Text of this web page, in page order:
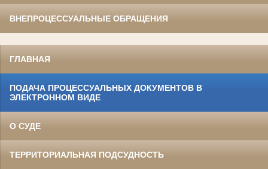
ВНЕПРОЦЕССУАЛЬНЫЕ ОБРАЩЕНИЯ
ГЛАВНАЯ
ПОДАЧА ПРОЦЕССУАЛЬНЫХ ДОКУМЕНТОВ В
ЭЛЕКТРОННОМ ВИДЕ
О СУДЕ
ТЕРРИТОРИАЛЬНАЯ ПОДСУДНОСТЬ